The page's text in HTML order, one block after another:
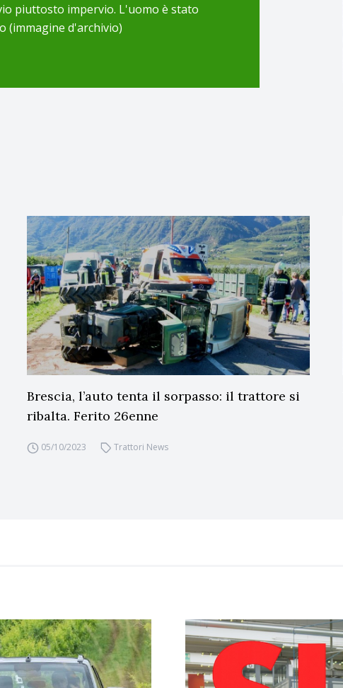
piuttosto impervio. L'uomo è stato
(immagine d'archivio)
Brescia, l’auto tenta il sorpasso: il trattore si
ribalta. Ferito 26enne
05/10/2023 Trattori News